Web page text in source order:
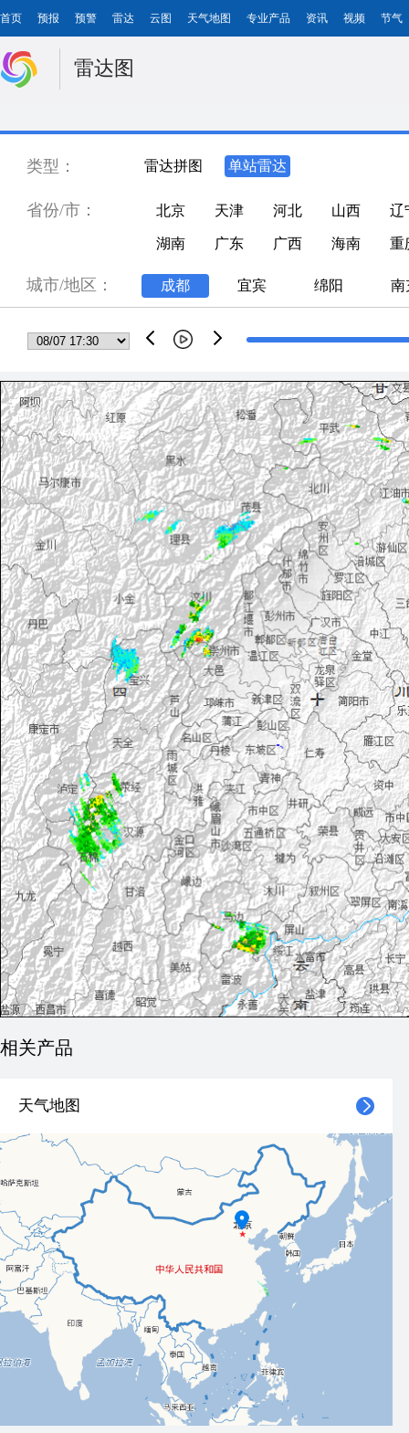
首页 预报 预警 雷达 云图 天气地图 专业产品 资讯 视频 节气
雷达图
类型： 雷达拼图 单站雷达
省份/市： 北京 天津 河北 山西 辽
湖南 广东 广西 海南 重
城市/地区： 成都 宜宾 绵阳 南
相关产品
天气地图